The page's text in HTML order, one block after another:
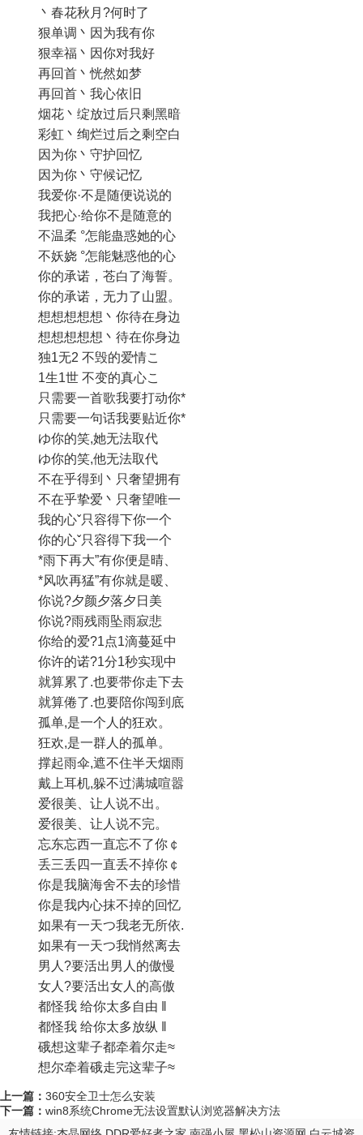
丶春花秋月?何时了
狠单调丶因为我有你
狠幸福丶因你对我好
再回首丶恍然如梦
再回首丶我心依旧
烟花丶绽放过后只剩黑暗
彩虹丶绚烂过后之剩空白
因为你丶守护回忆
因为你丶守候记忆
我爱你·不是随便说说的
我把心·给你不是随意的
不温柔 °怎能蛊惑她的心
不妖娆 °怎能魅惑他的心
你的承诺，苍白了海誓。
你的承诺，无力了山盟。
想想想想想丶你待在身边
想想想想想丶待在你身边
独1无2 不毁的爱情こ
1生1世 不变的真心こ
只需要一首歌我要打动你*
只需要一句话我要贴近你*
ゆ你的笑,她无法取代
ゆ你的笑,他无法取代
不在乎得到丶只奢望拥有
不在乎挚爱丶只奢望唯一
我的心ˇ只容得下你一个
你的心ˇ只容得下我一个
*雨下再大”有你便是晴、
*风吹再猛”有你就是暖、
你说?夕颜夕落夕日美
你说?雨残雨坠雨寂悲
你给的爱?1点1滴蔓延中
你许的诺?1分1秒实现中
就算累了.也要带你走下去
就算倦了.也要陪你闯到底
孤单,是一个人的狂欢。
狂欢,是一群人的孤单。
撑起雨伞,遮不住半天烟雨
戴上耳机,躲不过满城喧嚣
爱很美、让人说不出。
爱很美、让人说不完。
忘东忘西一直忘不了你￠
丢三丢四一直丢不掉你￠
你是我脑海舍不去的珍惜
你是我内心抹不掉的回忆
如果有一天つ我老无所依.
如果有一天つ我悄然离去
男人?要活出男人的傲慢
女人?要活出女人的高傲
都怪我 给你太多自由 ‖
都怪我 给你太多放纵 ‖
硪想这辈子都牵着尔走≈
想尔牵着硪走完这辈子≈
上一篇： 360安全卫士怎么安装
下一篇： win8系统Chrome无法设置默认浏览器解决方法